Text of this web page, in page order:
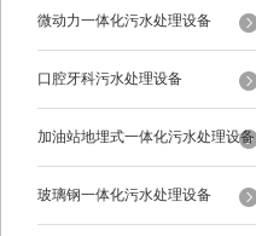
微动力一体化污水处理设备
口腔牙科污水处理设备
加油站地埋式一体化污水处理设备
玻璃钢一体化污水处理设备